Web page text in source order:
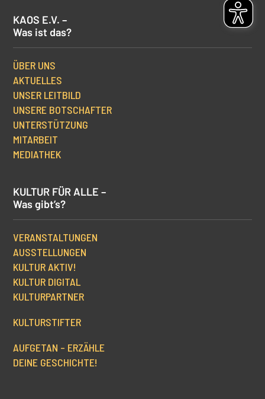
KAOS E.V. –
Was ist das?
ÜBER UNS
AKTUELLES
UNSER LEITBILD
UNSERE BOTSCHAFTER
UNTERSTÜTZUNG
MITARBEIT
MEDIATHEK
KULTUR FÜR ALLE –
Was gibt’s?
VERANSTALTUNGEN
AUSSTELLUNGEN
KULTUR AKTIV!
KULTUR DIGITAL
KULTURPARTNER
KULTURSTIFTER
AUFGETAN – ERZÄHLE
DEINE GESCHICHTE!